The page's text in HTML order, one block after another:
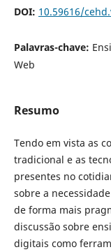
DOI: 10.59616/
Palavras-chave:
Web
Resumo
Tendo em vista as
tradicional e as
presentes no
sobre a
de forma mais
discussão sobre
digitais como